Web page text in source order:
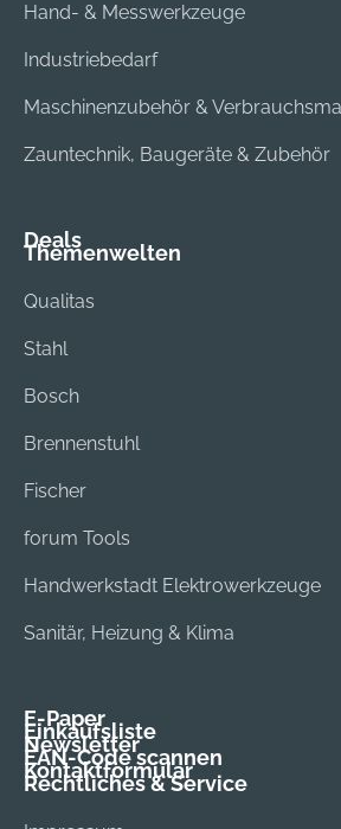
Hand- & Messwerkzeuge
Industriebedarf
Maschinenzubehör &
Zauntechnik, Baugeräte & Zubehör
Deals
Themenwelten
Qualitas
Stahl
Bosch
Brennenstuhl
Fischer
forum Tools
Handwerkstadt Elektrowerkzeuge
Sanitär, Heizung & Klima
E-Paper
Einkaufsliste
Newsletter
EAN-Code scannen
Kontaktformular
Rechtliches & Service